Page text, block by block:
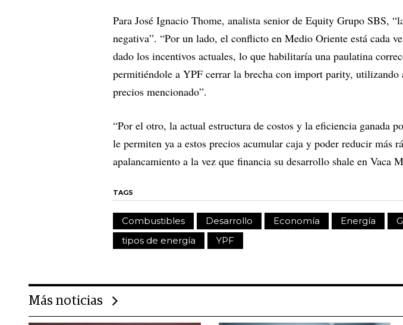
Para José Ignacio Thome, analista senior de Equity Grupo SBS,
negativa”. “Por un lado, el conflicto en Medio Oriente está cada
dado los incentivos actuales, lo que habilitaría una paulatina
permitiéndole a YPF cerrar la brecha con import parity, utilizando
precios mencionado”.
“Por el otro, la actual estructura de costos y la eficiencia ganada
le permiten ya a estos precios acumular caja y poder reducir más
apalancamiento a la vez que financia su desarrollo shale en Vaca
TAGS
Combustibles Desarrollo Economía Energía
tipos de energía
YPF
Más noticias